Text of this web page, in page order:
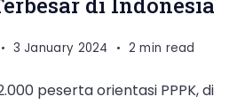
3 January 2024 2 min read
peserta orientasi PPPK, di